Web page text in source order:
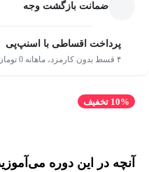
ضمانت بازگشت وجه
پرداخت اقساطی با اسنپ‌پی
۴ قسط بدون کارمزد، ماهانه 0 تومان
10% تخفیف
آنچه در این دوره